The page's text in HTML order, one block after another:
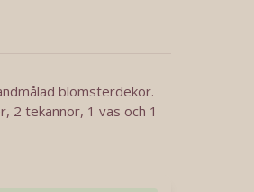
blomsterdekor.
2 tekannor, 1 vas och 1